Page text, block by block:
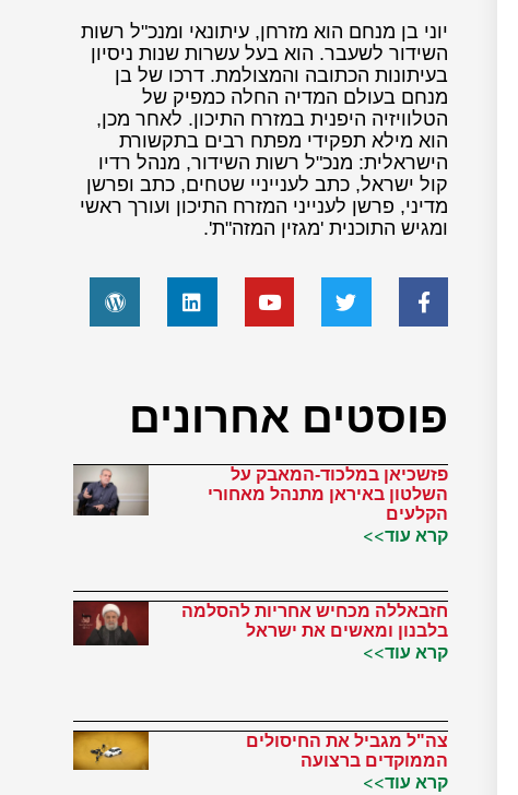
יוני בן מנחם הוא מזרחן, עיתונאי ומנכ"ל רשות
השידור לשעבר. הוא בעל עשרות שנות ניסיון
בעיתונות הכתובה והמצולמת. דרכו של בן
מנחם בעולם המדיה החלה כמפיק של
הטלוויזיה היפנית במזרח התיכון. לאחר מכן,
הוא מילא תפקידי מפתח רבים בתקשורת
הישראלית: מנכ"ל רשות השידור, מנהל רדיו
קול ישראל, כתב לענייניי שטחים, כתב ופרשן
מדיני, פרשן לענייני המזרח התיכון ועורך ראשי
ומגיש התוכנית 'מגזין המזה"ת'.
פוסטים אחרונים
פזשכיאן במלכוד-המאבק על
השלטון באיראן מתנהל מאחורי
הקלעים
קרא עוד>>
חזבאללה מכחיש אחריות להסלמה
בלבנון ומאשים את ישראל
קרא עוד>>
צה"ל מגביל את החיסולים
הממוקדים ברצועה
קרא עוד>>